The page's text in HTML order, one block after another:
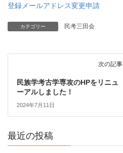
登録メールアドレス変更申請
カテゴリー 民考三田会
次の記事
民族学考古学専攻のHPをリニュ
ーアルしました！
2024年7月11日
最近の投稿